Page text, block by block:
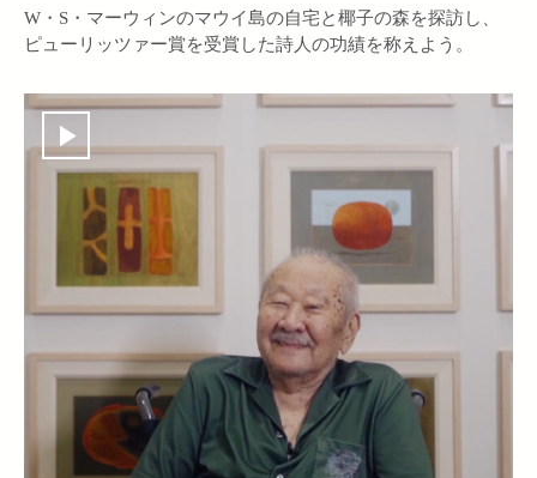
W・S・マーウィンのマウイ島の自宅と椰子の森を探訪し、
ピューリッツァー賞を受賞した詩人の功績を称えよう。